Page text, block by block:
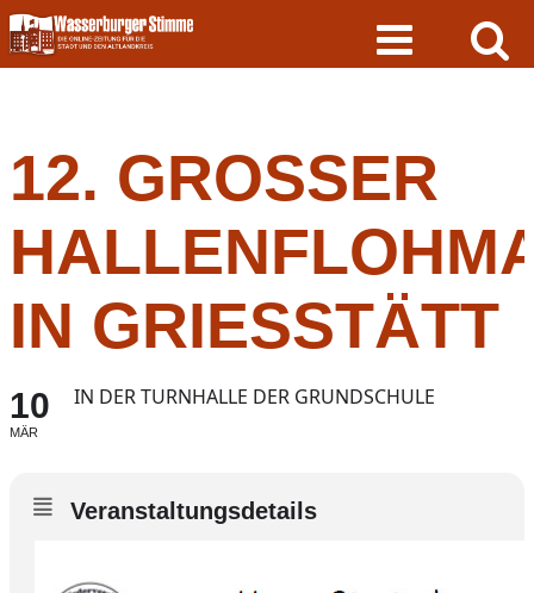
Skip
to
content
12. GROSSER H
N GRIESSTÄTT
10
MÄR
IN DER TURNHALLE DER GRUNDSCHULE
Veranstaltungsdetails